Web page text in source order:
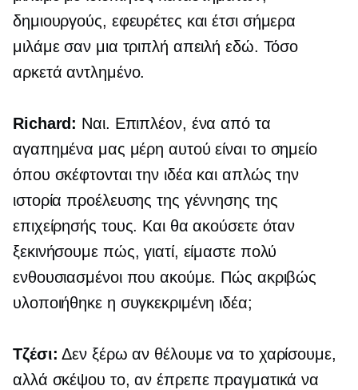
δημιουργούς, εφευρέτες και έτσι σήμερα
μιλάμε σαν μια τριπλή απειλή εδώ. Τόσο
αρκετά αντλημένο.
Richard: Ναι. Επιπλέον, ένα από τα
αγαπημένα μας μέρη αυτού είναι το σημείο
όπου σκέφτονται την ιδέα και απλώς την
ιστορία προέλευσης της γέννησης της
επιχείρησής τους. Και θα ακούσετε όταν
ξεκινήσουμε πώς, γιατί, είμαστε πολύ
ενθουσιασμένοι που ακούμε. Πώς ακριβώς
υλοποιήθηκε η συγκεκριμένη ιδέα;
Τζέσι: Δεν ξέρω αν θέλουμε να το χαρίσουμε,
αλλά σκέψου το, αν έπρεπε πραγματικά να